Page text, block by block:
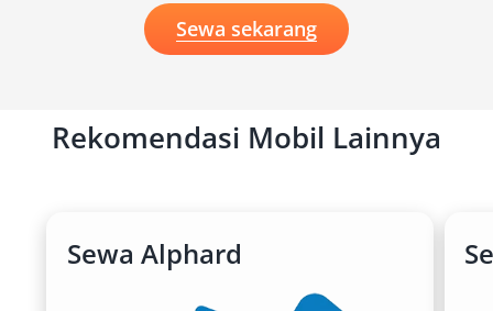
berkendara premium sesuai kebutuhan Anda.
Sewa sekarang
Rekomendasi Mobil Lainnya
Sewa Alphard